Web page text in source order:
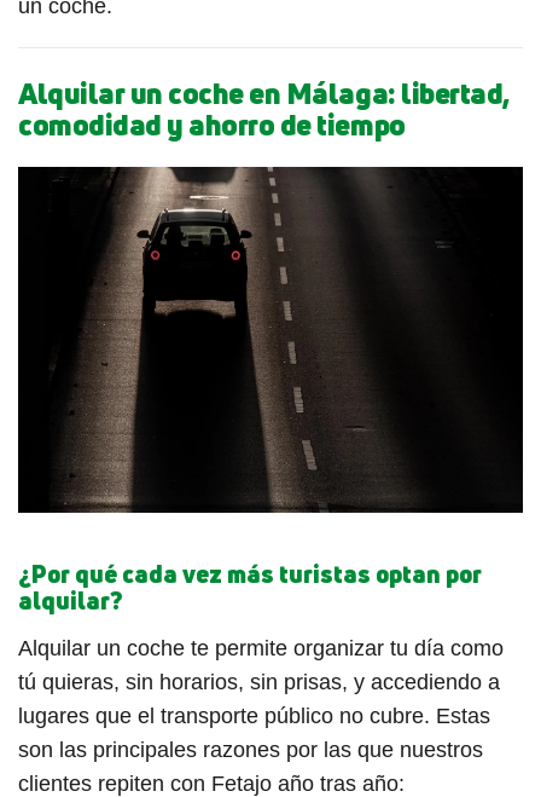
un coche.
Alquilar un coche en Málaga: libertad,
comodidad y ahorro de tiempo
¿Por qué cada vez más turistas optan por
alquilar?
Alquilar un coche te permite organizar tu día como
tú quieras, sin horarios, sin prisas, y accediendo a
lugares que el transporte público no cubre. Estas
son las principales razones por las que nuestros
clientes repiten con Fetajo año tras año: